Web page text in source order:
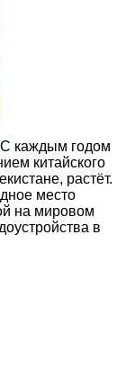
С каждым годом
китайского
растёт.
место
на мировом
в